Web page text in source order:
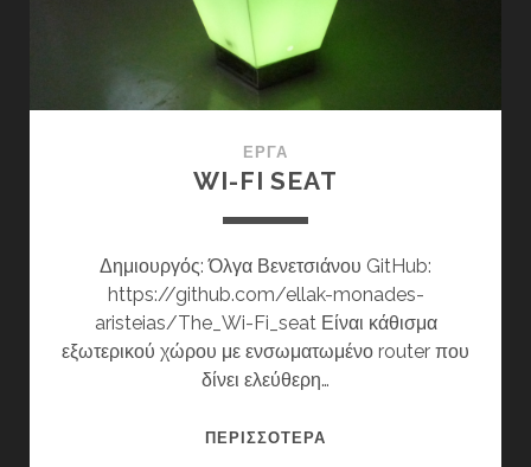
ΈΡΓΑ
WI-FI SEAT
Δημιουργός: Όλγα Βενετσιάνου GitHub:
https://github.com/ellak-monades-
aristeias/The_Wi-Fi_seat Είναι κάθισμα
εξωτερικού χώρου με ενσωματωμένο router που
δίνει ελεύθερη…
ΠΕΡΙΣΣΌΤΕΡΑ